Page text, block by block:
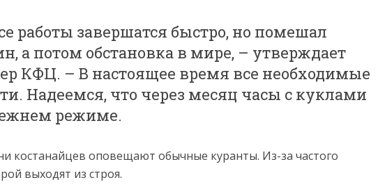
работы завершатся быстро, но помешал
а потом обстановка в мире, – утверждает
КФЦ. – В настоящее время все необходимые
Надеемся, что через месяц часы с куклами
режиме.
костанайцев оповещают обычные куранты. Из-за частого
выходят из строя.